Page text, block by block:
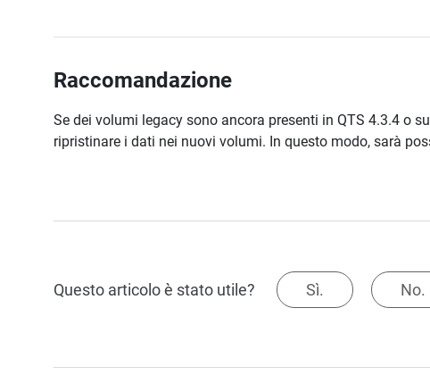
Raccomandazione
Se dei volumi legacy sono ancora presenti in QTS 4.3.4 o
ripristinare i dati nei nuovi volumi. In questo modo, sarà
Questo articolo è stato utile? Sì. No.